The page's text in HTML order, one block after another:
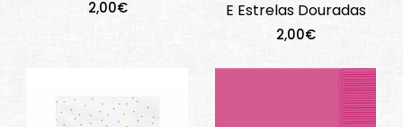
2,00€
E Estrelas Douradas
2,00€